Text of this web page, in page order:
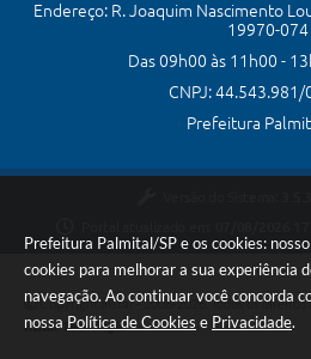
Prefeitura Palmital/SP e os cookies:
cookies para melhorar a sua experiência
navegação. Ao continuar você concorda
nossa Política de Cookies e Privacidade.
Endereço: R. Joaquim Nascimento
19970-074
Das 09h00 às 11h00 -
CNPJ: 44.543.981/
Prefeitura
Copyright Instar - 2006-2026. Todos os direitos
Instar Tecnologia